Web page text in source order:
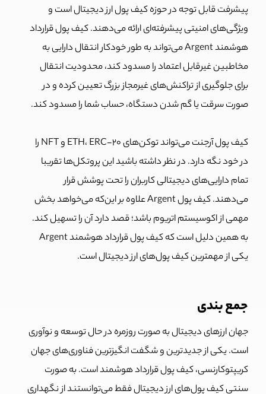
پیشرفت قابل توجه در حوزه کیف پول ارز دیجیتال است و
ویژگی‌های امنیتی پیشرفته‌ای ارائه می‌دهند. کیف پول قرارداد
هوشمند Argent می‌تواند به طور خودکار انتقال دارایی به
مخاطبین غیرقابل اعتماد را مسدود کند، محدودیت‌ انتقال
برای جلوگیری از تراکنش‌های غیرمجاز بزرگ تعیین کرده و در
صورت سرقت یا گم شدن دستگاه، حساب شما را مسدود کند.
کیف پول آرجنت می‌تواند تو
کن‌های ETH، ERC-20 و NFT را
در خود نگه دارد. در نظر داشته باشید این پروتکل‌ها تقریبا
تمام دارایی‌های دیجیتالی کاربران را تحت پوشش قرار
می‌دهند. کیف پول Argent علاوه بر این‌که می‌خواهد بخش
مهمی از اکوسیستم اتریوم باشد؛ قصد دارد آن را تسهیل کند.
به همین دلیل است که کیف پول قرارداد هوشمند Argent
یکی از مهمترین کیف پول‌های ارز دیجیتال است.
جمع بندی
جهان ارزهای دیجیتال به صورت روزمره در حال توسعه و نوآوری
است. یکی از جدیدترین و شگفت انگیزترین فناوری‌های جهان
کریپتوکارنسی، کیف پول قرارداد هوشمند است. به صورت
سنتی کیف پول‌های ارز دیجیتال فقط می‌توانستند از نگهداری